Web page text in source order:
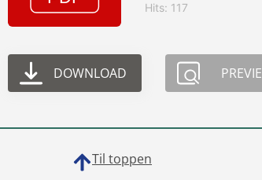
Hits: 117
DOWNLOAD
Til toppen